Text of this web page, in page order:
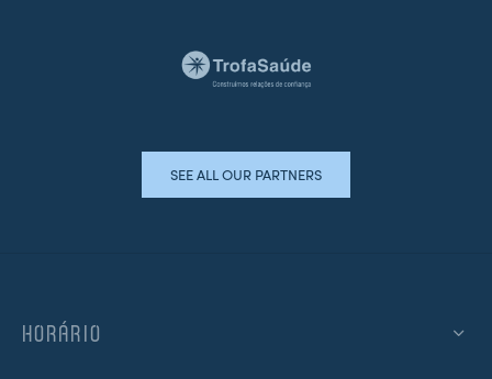
SEE ALL OUR PARTNERS
HORÁRIO